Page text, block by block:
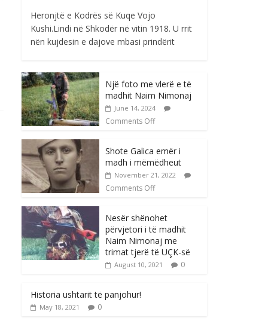
Heronjtë e Kodrës së Kuqe Vojo
Kushi.Lindi në Shkodër në vitin 1918. U rrit
nën kujdesin e dajove mbasi prindërit
Një foto me vlerë e të
madhit Naim Nimonaj
June 14, 2024
Comments Off
Shote Galica emër i
madh i mëmëdheut
November 21, 2022
Comments Off
Nesër shënohet
përvjetori i të madhit
Naim Nimonaj me
trimat tjerë të UÇK-së
August 10, 2021 0
Historia ushtarit të panjohur!
May 18, 2021 0